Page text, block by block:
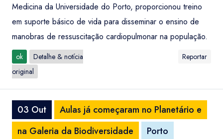
Medicina da Universidade do Porto, proporcionou treino
em suporte básico de vida para disseminar o ensino de
manobras de ressuscitação cardiopulmonar na população.
ok
Detalhe & notícia
original
Reportar
03 Out
Aulas já começaram no Planetário e
na Galeria da Biodiversidade
Porto